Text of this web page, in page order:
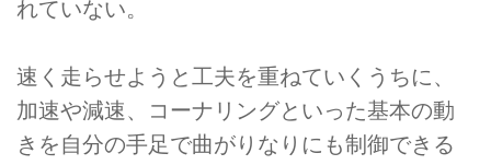
れていない。
速く走らせようと工夫を重ねていくうちに、
加速や減速、コーナリングといった基本の動
きを自分の手足で曲がりなりにも制御できる